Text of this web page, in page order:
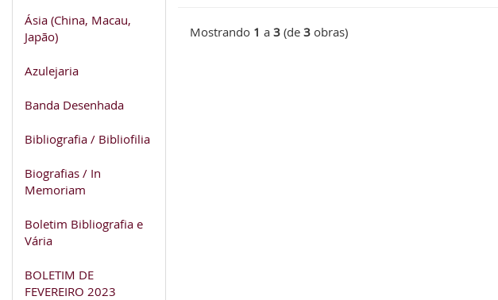
Ásia (China, Macau,
Japão)
Azulejaria
Banda Desenhada
Bibliografia / Bibliofilia
Biografias / In
Memoriam
Boletim Bibliografia e
Vária
BOLETIM DE
FEVEREIRO 2023
Mostrando 1 a 3 (de 3 obras)